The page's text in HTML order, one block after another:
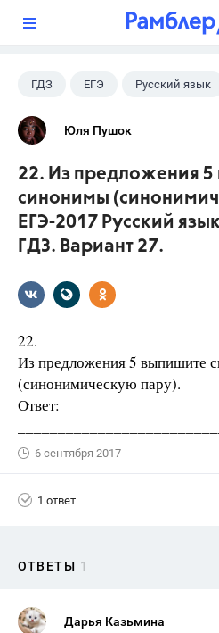
ГДЗ ЕГЭ Русский язык
Юля Пушок
22. Из предложения
синонимы
ЕГЭ-2017 Русский
ГДЗ. Вариант 27.
22.
Из предложения 5 выпишите
(синонимическую пару).
Ответ:
6 сентября 2017
1 ответ
ОТВЕТЫ 1
Дарья Казьмина